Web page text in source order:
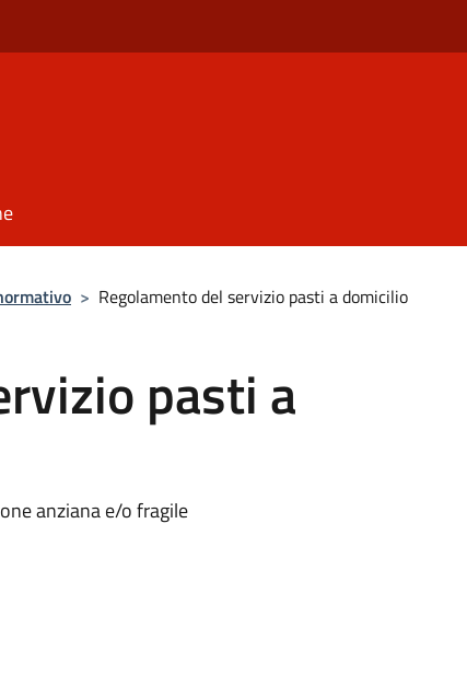
> Regolamento del servizio pasti a domicilio
pasti a
anziana e/o fragile